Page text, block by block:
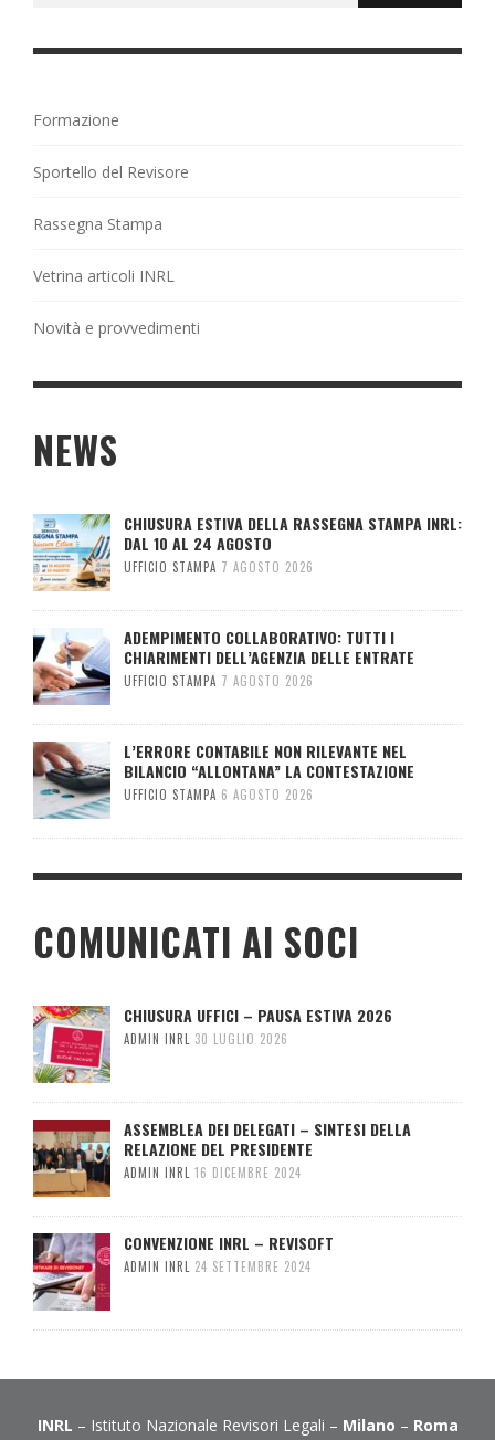
Formazione
Sportello del Revisore
Rassegna Stampa
Vetrina articoli INRL
Novità e provvedimenti
NEWS
CHIUSURA ESTIVA DELLA RASSEGNA STAMPA INRL:
DAL 10 AL 24 AGOSTO
UFFICIO STAMPA 7 AGOSTO 2026
ADEMPIMENTO COLLABORATIVO: TUTTI I
CHIARIMENTI DELL’AGENZIA DELLE ENTRATE
UFFICIO STAMPA 7 AGOSTO 2026
L’ERRORE CONTABILE NON RILEVANTE NEL
BILANCIO “ALLONTANA” LA CONTESTAZIONE
UFFICIO STAMPA 6 AGOSTO 2026
COMUNICATI AI SOCI
CHIUSURA UFFICI – PAUSA ESTIVA 2026
ADMIN INRL 30 LUGLIO 2026
ASSEMBLEA DEI DELEGATI – SINTESI DELLA
RELAZIONE DEL PRESIDENTE
ADMIN INRL 16 DICEMBRE 2024
CONVENZIONE INRL – REVISOFT
ADMIN INRL 24 SETTEMBRE 2024
INRL – Istituto Nazionale Revisori Legali – Milano – Roma